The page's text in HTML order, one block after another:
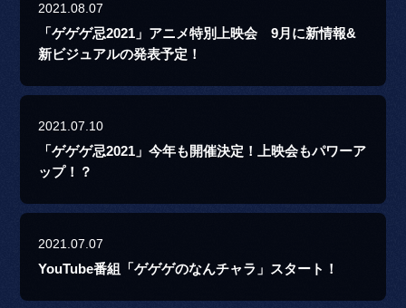
2021.08.07
「ゲゲゲ忌2021」アニメ特別上映会 9月に新情報&
新ビジュアルの発表予定！
2021.07.10
「ゲゲゲ忌2021」今年も開催決定！上映会もパワーア
ップ！？
2021.07.07
YouTube番組「ゲゲゲのなんチャラ」スタート！